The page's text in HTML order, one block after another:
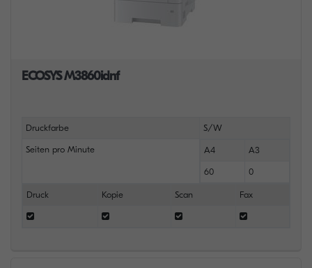
ECOSYS M3860idnf
Druckfarbe S/W
Seiten pro Minute A4 A3
60 0
Druck Kopie Scan Fax